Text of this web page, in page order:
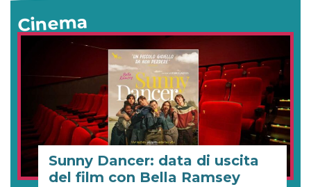
Cinema
Sunny Dancer: data di uscita
del film con Bella Ramsey